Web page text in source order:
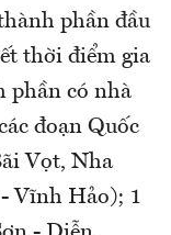
phần đầu
thời điểm gia
phần có nhà
đoạn Quốc
Vọt, Nha
Vĩnh Hảo); 1